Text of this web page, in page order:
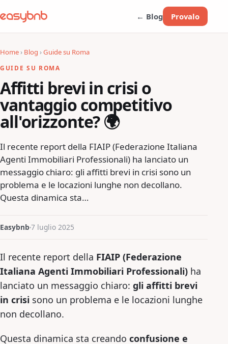
← Blog Provalo
Home› Blog ›Guide su Roma
GUIDE SU ROMA
Affitti brevi in crisi o
vantaggio competitivo
all'orizzonte? 🌍
Il recente report della FIAIP (Federazione Italiana
Agenti Immobiliari Professionali) ha lanciato un
messaggio chiaro: gli affitti brevi in crisi sono un
problema e le locazioni lunghe non decollano.
Questa dinamica sta…
Easybnb 7 luglio 2025
Il recente report della FIAIP (Federazione
Italiana Agenti Immobiliari Professionali) ha
lanciato un messaggio chiaro: gli affitti brevi
in crisi sono un problema e le locazioni lunghe
non decollano.
Questa dinamica sta creando confusione e